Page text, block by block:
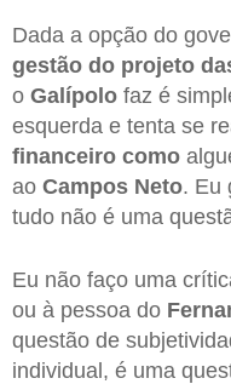
Dada a opção do
gestão do projeto
o Galípolo faz é
esquerda e tenta se
financeiro como
ao Campos Neto. Eu
tudo não é uma
Eu não faço uma
ou à pessoa do
questão de
individual, é uma